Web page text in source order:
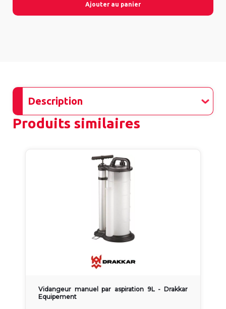
Ajouter au panier
Description
Produits similaires
Vidangeur manuel par aspiration 9L - Drakkar
Equipement